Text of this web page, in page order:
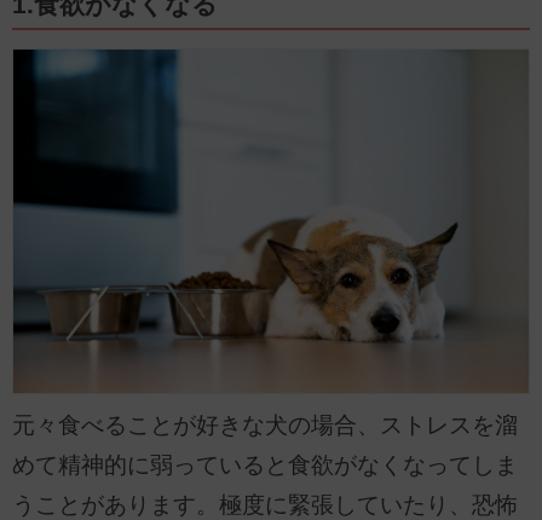
元々食べることが好きな犬の場合、ストレスを溜
めて精神的に弱っていると食欲がなくなってしま
うことがあります。極度に緊張していたり、恐怖